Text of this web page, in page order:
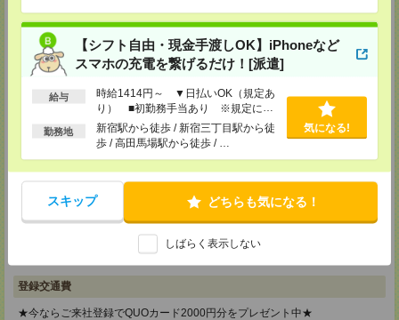
【シフト自由・現金手渡しOK】iPhoneなど
スマホの充電を繋げるだけ！[派遣]
給与
時給1414円～ ▼日払いOK（規定あ
り） ■初勤務手当あり ※規定によ
る
勤務地
新宿駅から徒歩 / 新宿三丁目駅から徒
歩 / 高田馬場駅から徒歩 / …
気になる!
スキップ どちらも気になる！
しばらく表示しない
メディカルケア事業部 立川事業所
東京都立川市錦町1-12-14
TEL：0120-934-200
MAIL：tenshoku@nikken-ts.jp
担当：採用担当
メディカルケア事業部 町田オフィス
東京都町田市森野1-7-23 大樹生命町田ビル6F
TEL：0120-453-285
tenshoku@nikken-ts.jp
担当：採用担当
メディカルケア事業部 横浜オフィス
神奈川県横浜市保土ケ谷区神戸町134 横浜ビジネスパークサウスタワー
2F B区画
登録交通費
★今ならご来社登録でQUOカード2000円分をプレゼント中★